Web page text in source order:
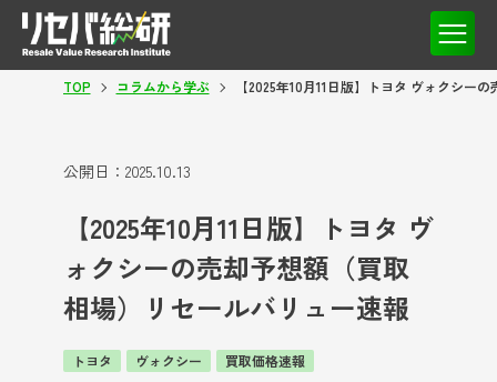
TOP コラムから学ぶ 【2025年10月11日版】トヨタ ヴォクシー
公開日： 2025.10.13
【2025年10月11日版】トヨタ ヴ
ォクシーの売却予想額（買取
相場）リセールバリュー速報
トヨタ ヴォクシー 買取価格速報